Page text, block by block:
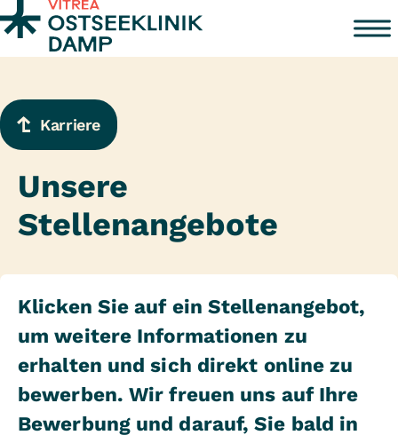
Zum Inhalt springen
Karriere
Unsere
Stellenangebote
Klicken Sie auf ein Stellenangebot,
um weitere Informationen zu
erhalten und sich direkt online zu
bewerben. Wir freuen uns auf Ihre
Bewerbung und darauf, Sie bald in